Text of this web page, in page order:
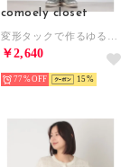
comoely closet
￥2,640
77% 15